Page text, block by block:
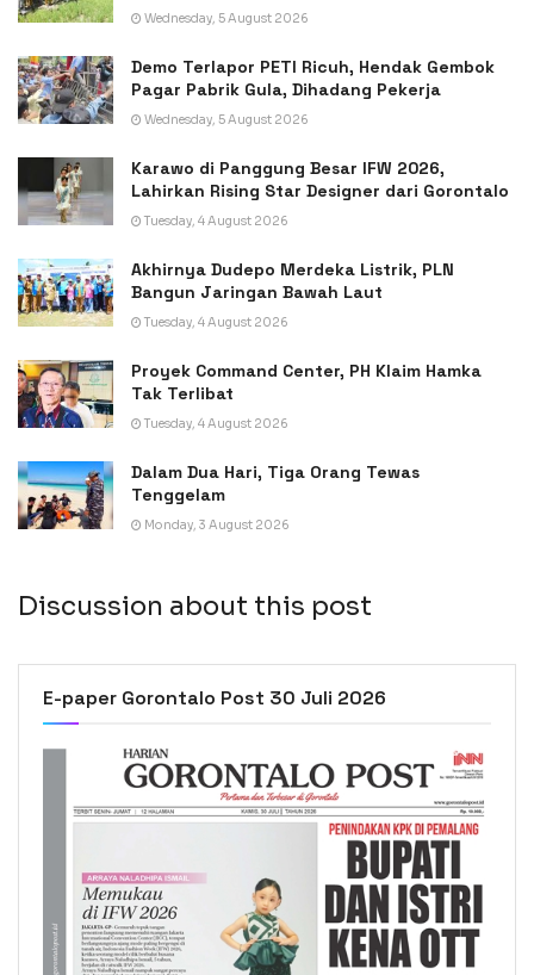
Wednesday, 5 August 2026
Demo Terlapor PETI Ricuh, Hendak Gembok
Pagar Pabrik Gula, Dihadang Pekerja
Wednesday, 5 August 2026
Karawo di Panggung Besar IFW 2026,
Lahirkan Rising Star Designer dari Gorontalo
Tuesday, 4 August 2026
Akhirnya Dudepo Merdeka Listrik, PLN
Bangun Jaringan Bawah Laut
Tuesday, 4 August 2026
Proyek Command Center, PH Klaim Hamka
Tak Terlibat
Tuesday, 4 August 2026
Dalam Dua Hari, Tiga Orang Tewas
Tenggelam
Monday, 3 August 2026
Discussion about this post
E-paper Gorontalo Post 30 Juli 2026